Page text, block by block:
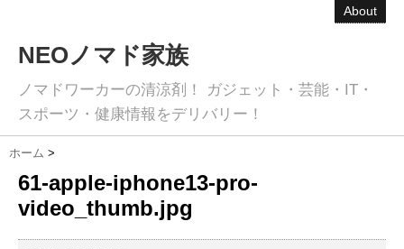
About
NEOノマド家族
ノマドワーカーの清涼剤！ ガジェット・芸能・IT・
スポーツ・健康情報をデリバリー！
ホーム >
61-apple-iphone13-pro-
video_thumb.jpg